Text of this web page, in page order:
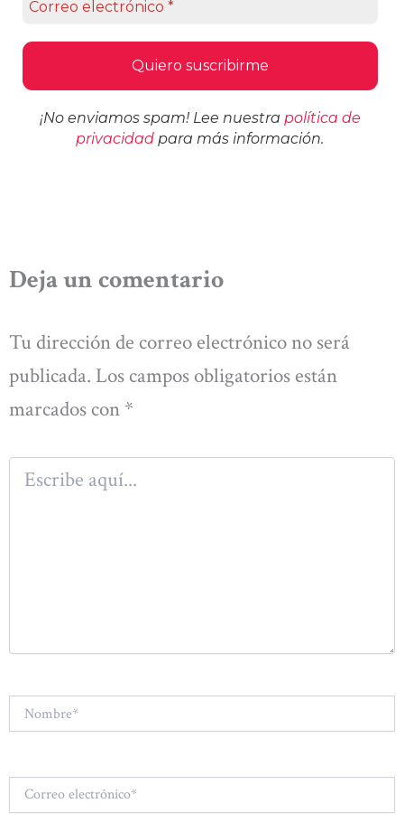
¡No enviamos spam! Lee nuestra política de
privacidad para más información.
Deja un comentario
Tu dirección de correo electrónico no será
publicada. Los campos obligatorios están
marcados con *
Escribe
aquí...
Correo
electrónico*